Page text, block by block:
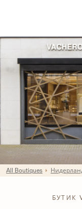
Перейти на
Return to Nav
БУТИК
All Boutiques